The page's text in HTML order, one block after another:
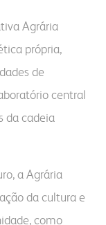
Agrária
própria,
de
central
da cadeia
a Agrária
da cultura e
como